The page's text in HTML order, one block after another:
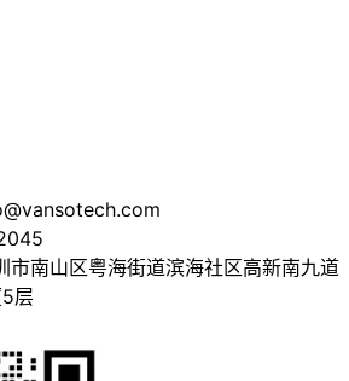
市南山区粤海街道滨海社区高新南九道
层